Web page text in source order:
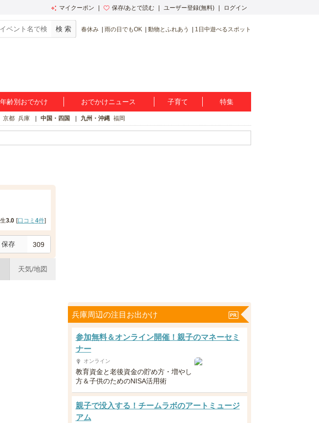
マイクーポン 保存/あとで読む ユーザー登録(無料) ログイン
春休み 雨の日でもOK 動物とふれあう 1日中遊べるスポット
年齢別おでかけ おでかけニュース 子育て 特集
京都 兵庫 中国・四国 九州・沖縄 福岡
3.0 [口コミ 4件]
保存 309
天気/地図
兵庫周辺の注目お出かけ
参加無料＆オンライン開催！親子のマネーセミ
ナー
オンライン
教育資金と老後資金の貯め方・増やし
方＆子供のためのNISA活用術
親子で没入する！チームラボのアートミュージ
アム